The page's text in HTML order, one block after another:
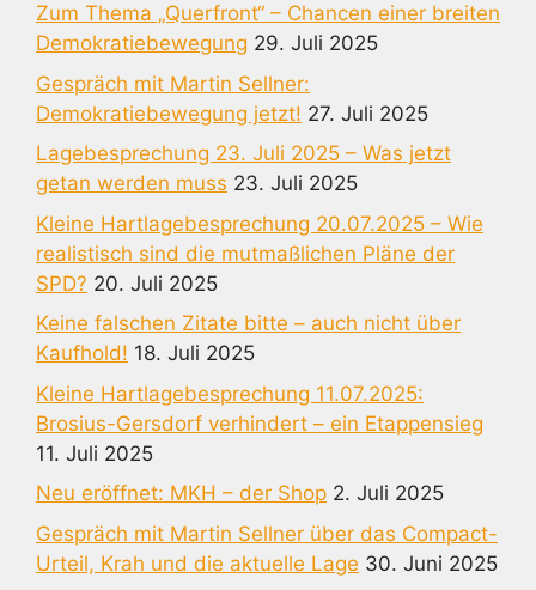
Zum Thema „Querfront“ – Chancen einer breiten
Demokratiebewegung 29. Juli 2025
Gespräch mit Martin Sellner:
Demokratiebewegung jetzt! 27. Juli 2025
Lagebesprechung 23. Juli 2025 – Was jetzt
getan werden muss 23. Juli 2025
Kleine Hartlagebesprechung 20.07.2025 – Wie
realistisch sind die mutmaßlichen Pläne der
SPD? 20. Juli 2025
Keine falschen Zitate bitte – auch nicht über
Kaufhold! 18. Juli 2025
Kleine Hartlagebesprechung 11.07.2025:
Brosius-Gersdorf verhindert – ein Etappensieg
11. Juli 2025
Neu eröffnet: MKH – der Shop 2. Juli 2025
Gespräch mit Martin Sellner über das Compact-
Urteil, Krah und die aktuelle Lage 30. Juni 2025